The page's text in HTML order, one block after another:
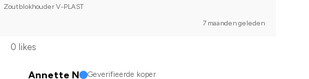
Zoutblokhouder V-PLAST
7 maanden geleden
0 likes
Annette N Geverifieerde koper